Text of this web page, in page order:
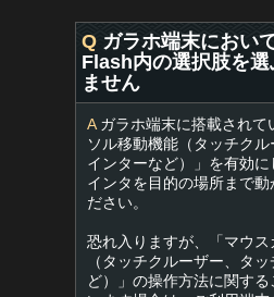
Q ガラホ端末におい
Flash内の選択肢を選
ません
Aガラホ端末に搭載されて
ソル移動機能（タッチク
インターなど）」を有効
インタを目的の場所まで動
ださい。
恐れ入りますが、「マウ
（タッチクルーザー、タ
ど）」の操作方法に関す